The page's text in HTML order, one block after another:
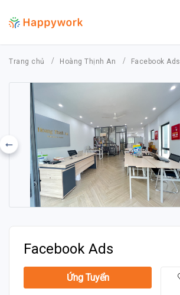
Trang chủ Hoàng Thịnh An Facebook Ads
Facebook Ads
Ứng Tuyển